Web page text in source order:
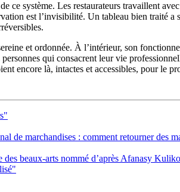
ce système. Les restaurateurs travaillent
est l’invisibilité. Un tableau bien traité
et ordonnée. À l’intérieur, son
qui consacrent leur vie
encore là, intactes et accessibles, pour le
de marchandises : comment retourner des
beaux-arts nommé d’après Afanasy